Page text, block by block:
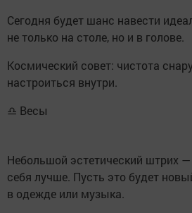
Сегодня будет шанс навести
не только на столе, но и в голове.
Космический совет: чистота
настроиться внутри.
♎ Весы
Небольшой эстетический штрих
себя лучше. Пусть это будет
в одежде или музыка.